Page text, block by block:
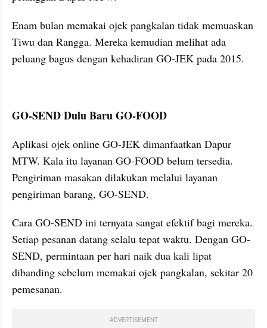
Enam bulan memakai ojek pangkalan tidak memuaskan
Tiwu dan Rangga. Mereka kemudian melihat ada
peluang bagus dengan kehadiran GO-JEK pada 2015.
GO-SEND Dulu Baru GO-FOOD
Aplikasi ojek online GO-JEK dimanfaatkan Dapur
MTW. Kala itu layanan GO-FOOD belum tersedia.
Pengiriman masakan dilakukan melalui layanan
pengiriman barang, GO-SEND.
Cara GO-SEND ini ternyata sangat efektif bagi mereka.
Setiap pesanan datang selalu tepat waktu. Dengan GO-
SEND, permintaan per hari naik dua kali lipat
dibanding sebelum memakai ojek pangkalan, sekitar 20
pemesanan.
ADVERTISEMENT